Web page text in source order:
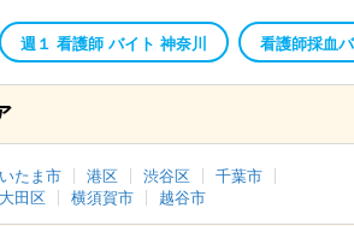
週１ 看護師 バイト 神奈川 看護師採血
たま市 港区 渋谷区
千葉市
大田区 横須賀市 越谷市